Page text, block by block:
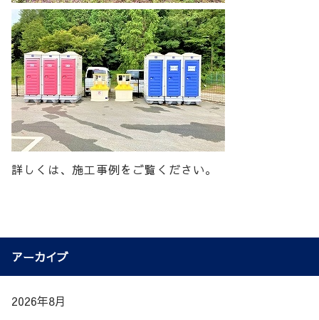
詳しくは、施工事例をご覧ください。
アーカイブ
2026年8月